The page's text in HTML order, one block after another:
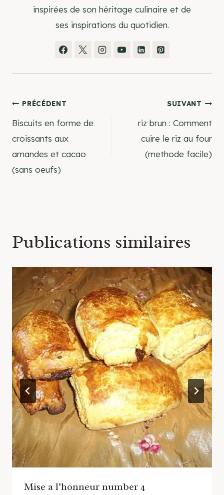
inspirées de son héritage culinaire et de
ses inspirations du quotidien.
Navigation
de
l’article
PRÉCÉDENT
Biscuits en forme de
croissants aux
amandes et cacao
(sans oeufs)
SUIVANT
riz brun : Comment
cuire le riz au four
(methode facile)
Publications similaires
Mise a l’honneur number 4